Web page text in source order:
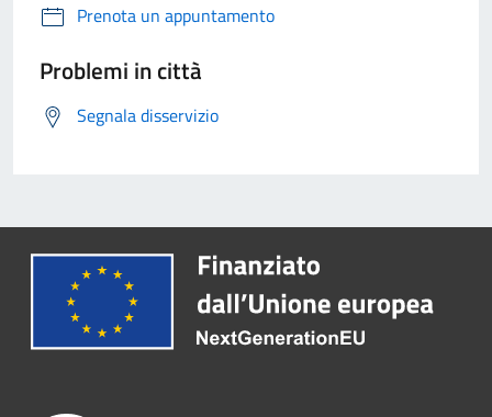
Prenota un appuntamento
Problemi in città
Segnala disservizio